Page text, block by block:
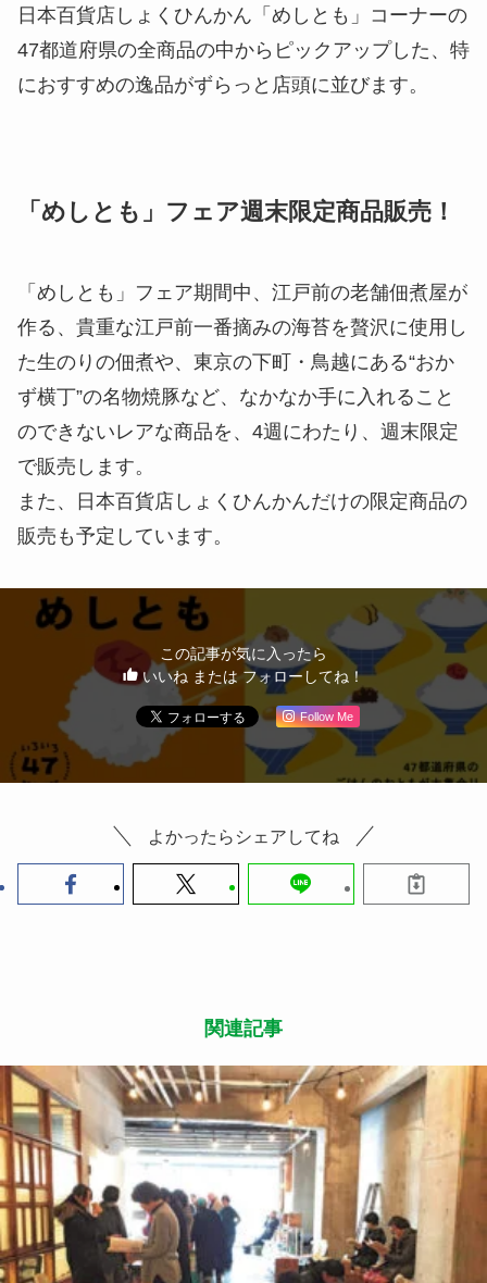
日本百貨店しょくひんかん「めしとも」コーナーの
47都道府県の全商品の中からピックアップした、特
におすすめの逸品がずらっと店頭に並びます。
「めしとも」フェア週末限定商品販売！
「めしとも」フェア期間中、江戸前の老舗佃煮屋が
作る、貴重な江戸前一番摘みの海苔を贅沢に使用し
た生のりの佃煮や、東京の下町・鳥越にある“おか
ず横丁”の名物焼豚など、なかなか手に入れること
のできないレアな商品を、4週にわたり、週末限定
で販売します。
また、日本百貨店しょくひんかんだけの限定商品の
販売も予定しています。
この記事が気に入ったら
いいね または フォローしてね！
Follow Me
よかったらシェアしてね
関連記事